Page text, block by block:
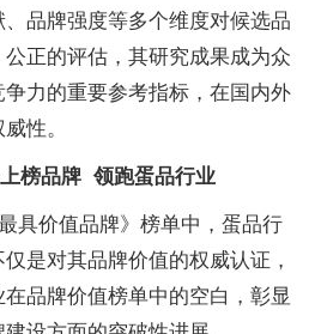
品牌强度等多个维度对候选品
公正的评估，其研究成果成为众
争力的重要参考指标，在国内外
威性。
榜品牌 领跑蛋品行业
具价值品牌》榜单中，蛋品行
是对其品牌价值的权威认证，
品牌价值榜单中的空白，彰显